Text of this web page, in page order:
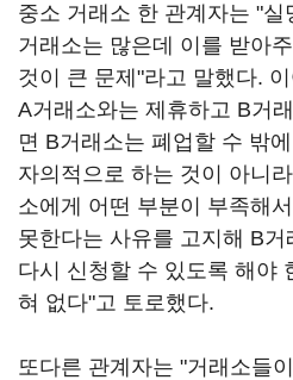
중소 거래소 한 관계자는 "
거래소는 많은데 이를 받아
것이 큰 문제"라고 말했다.
A거래소와는 제휴하고 B거
면 B거래소는 폐업할 수 밖
자의적으로 하는 것이 아니
소에게 어떤 부분이 부족해
못한다는 사유를 고지해 B거
다시 신청할 수 있도록 해야
혀 없다"고 토로했다.
또다른 관계자는 "거래소들